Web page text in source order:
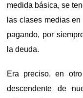
medida básica, se
las clases medias
pagando, por
la deuda.
Era preciso, en
descendente de